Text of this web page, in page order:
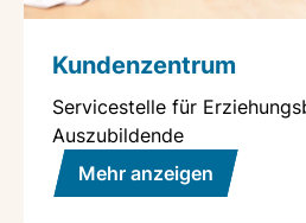
Kundenzentrum
Servicestelle für
Auszubildende
Mehr anzeigen